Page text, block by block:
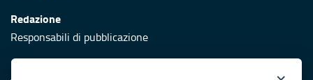
Redazione
Responsabili di pubblicazione
Protezione civile